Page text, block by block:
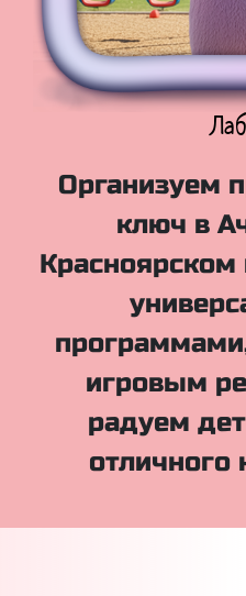
Организуем
ключ в
Красноярском
игровым
радуем
отличного